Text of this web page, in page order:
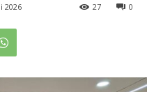
2026 0
27